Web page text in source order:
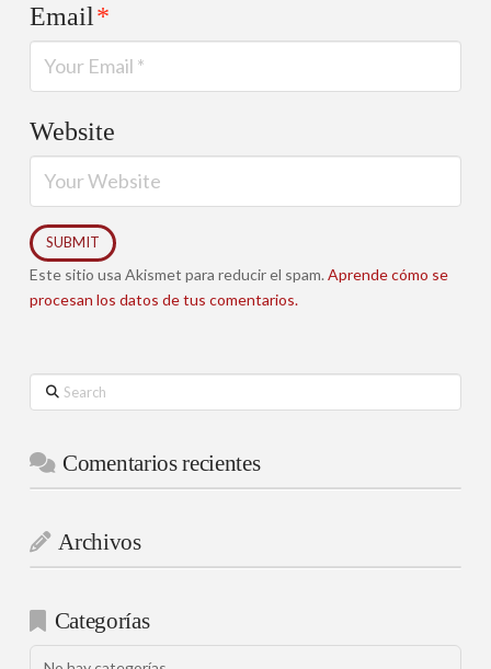
Email*
Website
Este sitio usa Akismet para reducir el spam. Aprende cómo se
procesan los datos de tus comentarios.
Search
Comentarios recientes
Archivos
Categorías